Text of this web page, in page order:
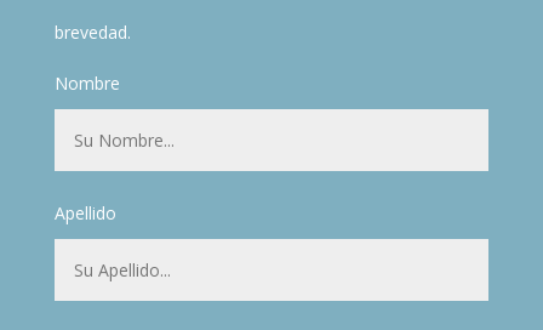
brevedad.
Nombre
Apellido